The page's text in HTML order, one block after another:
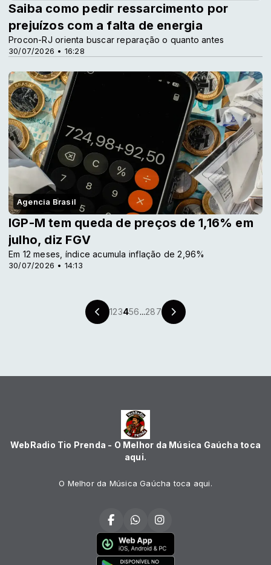
30/07/2026 • 16:28
Saiba como pedir ressarcimento por
prejuízos com a falta de energia
Procon-RJ orienta buscar reparação o quanto antes
Agencia Brasil
30/07/2026 • 14:13
IGP-M tem queda de preços de 1,16% em
julho, diz FGV
Em 12 meses, índice acumula inflação de 2,96%
123456...287
WebRadio Tio Prenda - O Melhor da Música Gaúcha toca
aqui.
O Melhor da Música Gaúcha toca aqui.